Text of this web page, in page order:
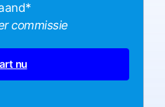
commissie
nu